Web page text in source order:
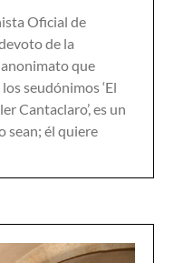
Oficial de
de la
que
seudónimos ‘El
Cantaclaro’, es un
sean; él quiere